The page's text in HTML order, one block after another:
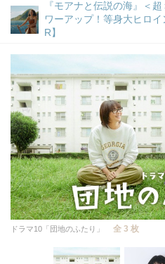
『モアナと伝説の海』＜
ワーアップ！等身大ヒロ
R】
ドラマ10「団地のふたり」 全 3 枚